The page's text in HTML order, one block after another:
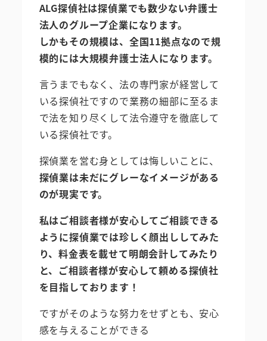
ALG探偵社は探偵業でも数少ない弁護士
法人のグループ企業になります。
しかもその規模は、全国11拠点なので規
模的には大規模弁護士法人になります。
言うまでもなく、法の専門家が経営して
いる探偵社ですので業務の細部に至るま
で法を知り尽くして法令遵守を徹底して
いる探偵社です。
探偵業を営む身としては悔しいことに、
探偵業は未だにグレーなイメージがある
のが現実です。
私はご相談者様が安心してご相談できる
ように探偵業では珍しく顔出ししてみた
り、料金表を載せて明朗会計してみたり
と、ご相談者様が安心して頼める探偵社
を目指しております！
ですがそのような努力をせずとも、安心
感を与えることができる